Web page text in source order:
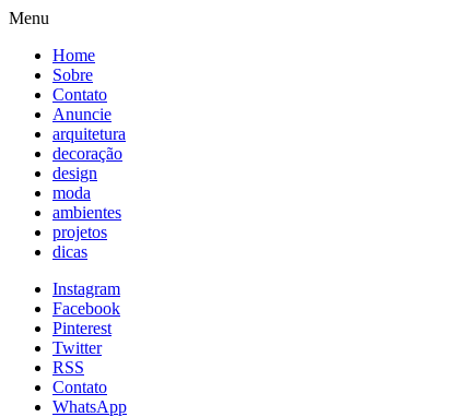
Menu
Home
Sobre
Contato
Anuncie
arquitetura
decoração
design
moda
ambientes
projetos
dicas
Instagram
Facebook
Pinterest
Twitter
RSS
Contato
WhatsApp